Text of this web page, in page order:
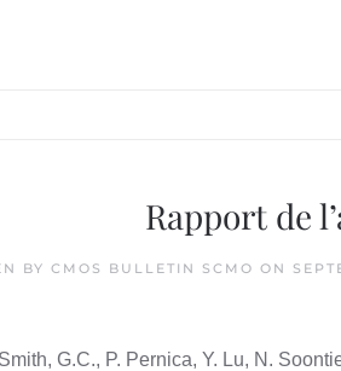
Rapport de
BY CMOS BULLETIN SCMO ON
G.C., P. Pernica, Y. Lu, N.